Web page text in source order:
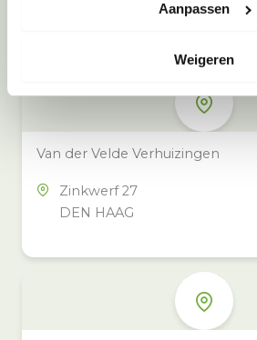
Aanpassen
Weigeren
inzamelpunten in het
ook in jouw buurt.
Van der Velde Verhuizingen
Zinkwerf 27
DEN HAAG